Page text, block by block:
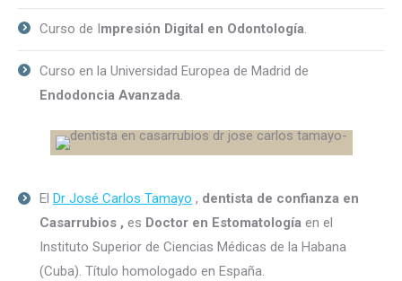
Curso de Impresión Digital en Odontología.
Curso en la Universidad Europea de Madrid de
Endodoncia Avanzada.
El Dr José Carlos Tamayo , dentista de confianza en
Casarrubios , es Doctor en Estomatología en el
Instituto Superior de Ciencias Médicas de la Habana
(Cuba). Título homologado en España.